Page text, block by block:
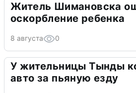
Житель Шимановска
оскорбление ребенка
8 августа 0
У жительницы Тынды
авто за пьяную езду